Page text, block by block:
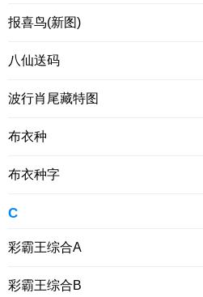
报喜鸟(新图)
八仙送码
波行肖尾藏特图
布衣种
布衣种字
C
彩霸王综合A
彩霸王综合B